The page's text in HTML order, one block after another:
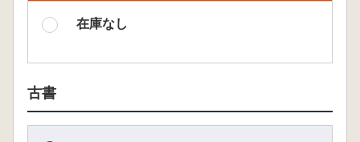
在庫なし
古書